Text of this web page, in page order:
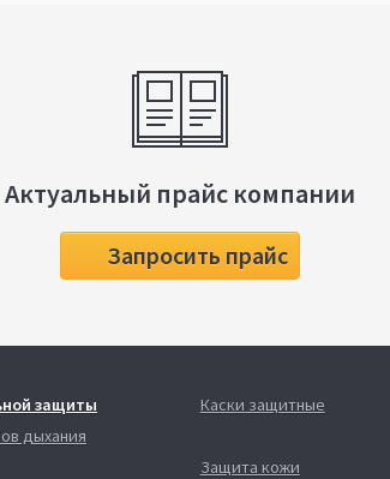
Актуальный прайс компании
Запросить прайс
защиты
дыхания
Каски защитные
Защита кожи